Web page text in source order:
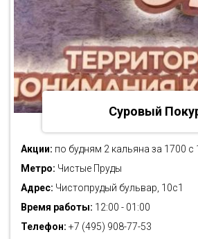
Суровый
Акции: по будням 2 кальяна за 1700 с
Метро: Чистые Пруды
Адрес: Чистопрудый бульвар, 10с1
Время работы: 12:00 - 01:00
Телефон: +7 (495) 908-77-53